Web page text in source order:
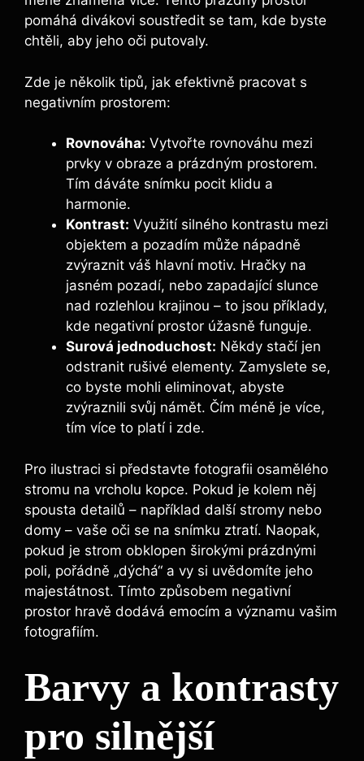
pomáhá divákovi soustředit se tam, kde byste
chtěli, aby jeho oči putovaly.
Zde je několik tipů, jak efektivně pracovat s
negativním prostorem:
Rovnováha: Vytvořte rovnováhu mezi
prvky v obraze a prázdným prostorem.
Tím dáváte snímku pocit klidu a
harmonie.
Kontrast: Využití silného kontrastu mezi
objektem a pozadím může nápadně
zvýraznit váš hlavní motiv. Hračky na
jasném pozadí, nebo zapadající slunce
nad rozlehlou krajinou – to jsou příklady,
kde negativní prostor úžasně funguje.
Surová jednoduchost: Někdy stačí jen
odstranit rušivé elementy. Zamyslete se,
co byste mohli eliminovat, abyste
zvýraznili svůj námět. Čím méně je více,
tím více to platí i zde.
Pro ilustraci si představte fotografii osamělého
stromu na vrcholu kopce. Pokud je kolem něj
spousta detailů – například další stromy nebo
domy – vaše oči se na snímku ztratí. Naopak,
pokud je strom obklopen širokými prázdnými
poli, pořádně „dýchá“ a vy si uvědomíte jeho
majestátnost. Tímto způsobem negativní
prostor hravě dodává emocím a významu vašim
fotografiím.
Barvy a kontrasty
pro silnější